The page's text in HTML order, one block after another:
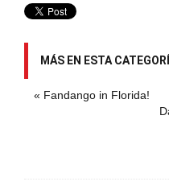
MÁS EN ESTA
« Fandango in Florida!